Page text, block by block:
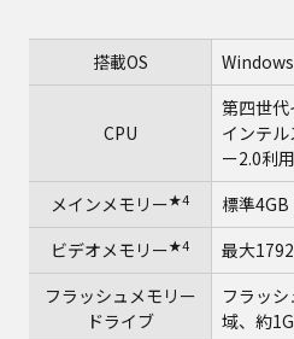
搭載OS
CPU
第四世
インテ
ー2.0利
メインメモリー★4
標準
ビデオメモリー★4 最大
フラッシュメモリー
ドライブ
フラッ
域、約